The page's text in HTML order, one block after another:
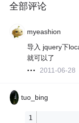
全部评论
myeashion
导入 jquery下
就可以了
2011-06-28
tuo_bing